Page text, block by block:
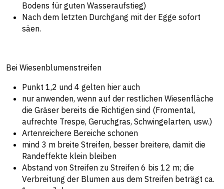
Bodens für guten Wasseraufstieg)
Nach dem letzten Durchgang mit der Egge sofort
säen.
Bei Wiesenblumenstreifen
Punkt 1,2 und 4 gelten hier auch
nur anwenden, wenn auf der restlichen Wiesenfläche
die Gräser bereits die Richtigen sind (Fromental,
aufrechte Trespe, Geruchgras, Schwingelarten, usw.)
Artenreichere Bereiche schonen
mind 3 m breite Streifen, besser breitere, damit die
Randeffekte klein bleiben
Abstand von Streifen zu Streifen 6 bis 12 m; die
Verbreitung der Blumen aus dem Streifen beträgt ca.